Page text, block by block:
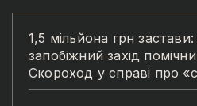
1,5 мільйона грн
запобіжний захід
Скороход у справі про